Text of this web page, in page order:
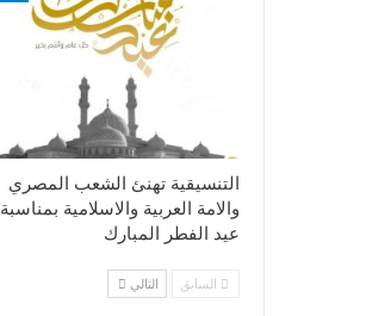
التنسيقية تهنئ الشعب المصري
والامة العربية والاسلامية بمناسبة
عيد الفطر المبارك
السابق التالي